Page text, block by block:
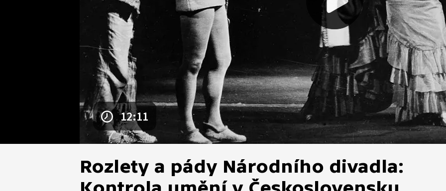
12:11
Rozlety a pády Národního divadla: